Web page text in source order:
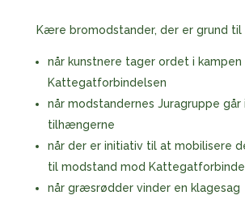
Kære bromodstander, der er grund til
når kunstnere tager ordet i kampen
Kattegatforbindelsen
når modstandernes Juragruppe
tilhængerne
når der er initiativ til at mobilisere
til modstand mod
når græsrødder vinder en klagesag